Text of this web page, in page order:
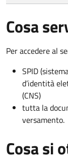
Cosa
Per accedere al
SPID
d’identità
(CNS)
tutta la
versamento.
Cosa si